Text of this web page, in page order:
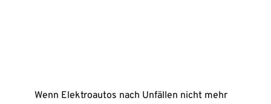
Wenn Elektroautos nach Unfällen nicht mehr